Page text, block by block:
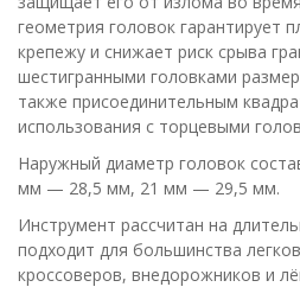
геометрия головок гарантирует
крепежу и снижает риск срыва
шестигранными головками
также присоединительным
использования с торцевыми
Наружный диаметр головок
мм — 28,5 мм, 21 мм — 29,5 мм.
Инструмент рассчитан на
подходит для большинства
кроссоверов, внедорожников и